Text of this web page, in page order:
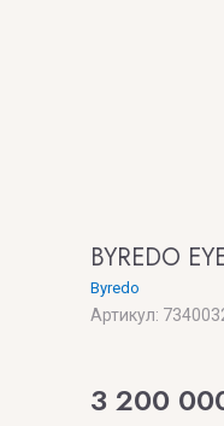
BYREDO
Byredo
Артикул:
3 200